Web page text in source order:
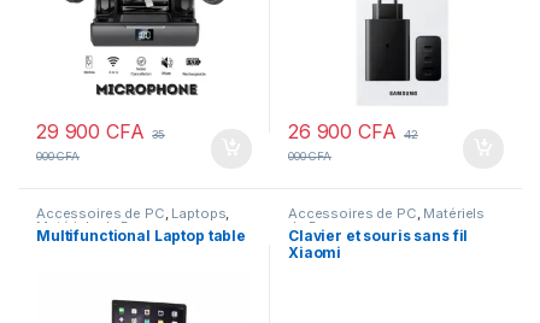
29 900CFA
35
000CFA
26 900CFA
42
000CFA
Accessoires de PC, Laptops,
Matériels de Bureau
Multifunctional Laptop table
Accessoires de PC, Matériels
de Bureau
Clavier et souris sans fil
Xiaomi